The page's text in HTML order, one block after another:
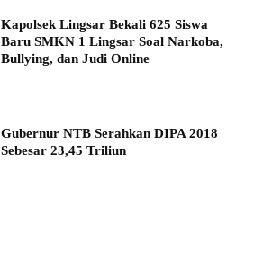
Kapolsek Lingsar Bekali 625 Siswa
Baru SMKN 1 Lingsar Soal Narkoba,
Bullying, dan Judi Online
Gubernur NTB Serahkan DIPA 2018
Sebesar 23,45 Triliun